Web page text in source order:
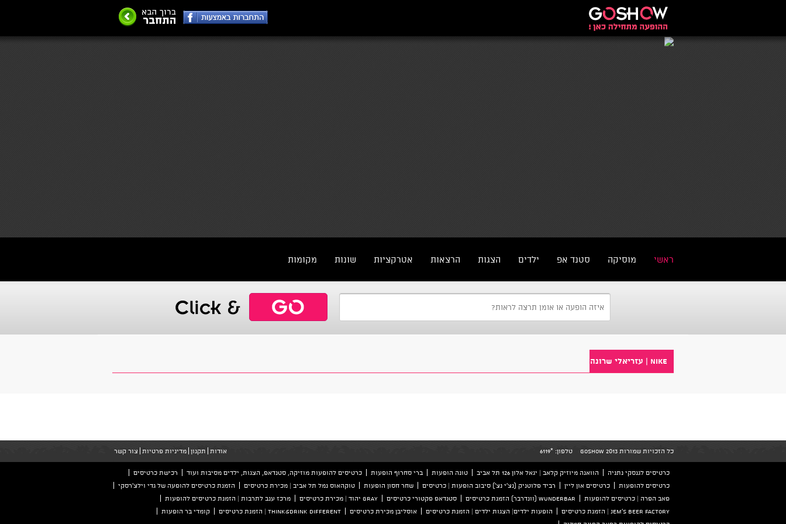
ראשי מוסיקה סטנד אפ ילדים הצגות הרצאות אטרקציות שונות מקומות
Nike | עזריאלי שרונה
כל הזכויות שמורות GoShow 2013 טלפון: *6119 אודות תקנון מדיניות פרטיות צור קשר
כרטיסים לגנסקי נתניה הוואנה מיוזיק קלאב | יגאל אלון 126 תל אביב טונה הופעות ברי סחרוף הופעות כרטיסים להופעות מוזיקה, סטנדאפ, הצגות, ילדים מסיבות ועוד
רכישת כרטיסים
כרטיסים להופעות
כרטיסים און ליין רביד פלוטניק (נצ'י נצ') סיבוב הופעות | כרטיסים שחר חסון הופעות טוקהאוס נמל תל אביב | מכירת כרטיסים
הזמנת כרטיסים להופעה של גדי וילצ'רסקי
פאב הפרה | כרטיסים להופעות
wunderbar (וונדרבר) הזמנת כרטיסים סטנדאפ פקטורי כרטיסים GRAY יהוד | מכירת כרטיסים
מרכז ענב לתרבות | הזמנת כרטיסים להופעות
Jem's beer factory | הזמנת כרטיסים
הופעות ילדים| הצגות ילדים | הזמנת כרטיסים אוסליבן מכירת כרטיסים Think&Drink Different | הזמנת כרטיסים
קומדי בר הופעות